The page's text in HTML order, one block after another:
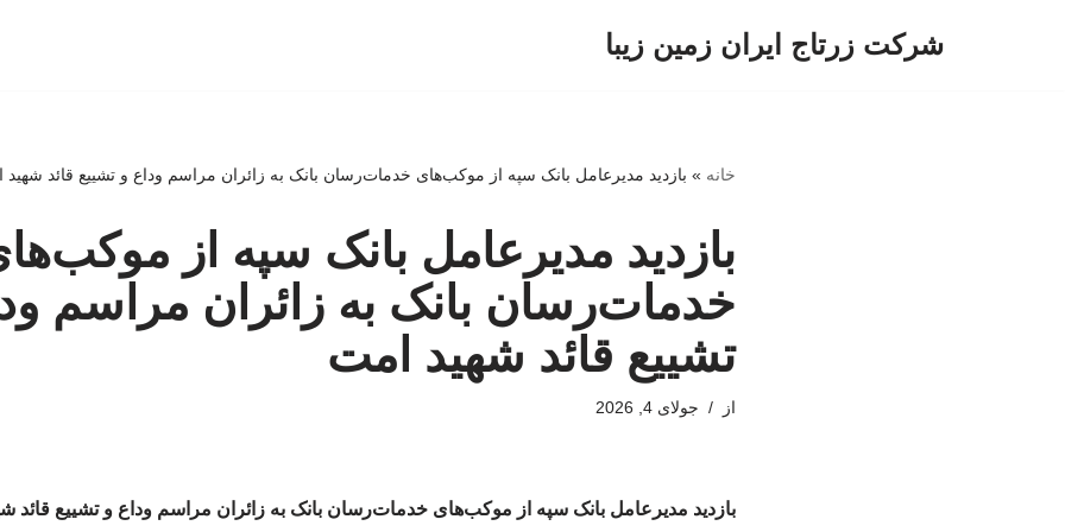
شرکت زرتاج ایران زمین زیبا
خانه » بازدید مدیرعامل بانک سپه از موکب‌های خدمات‌رسان بانک به زائران مراسم وداع و تشییع قائد
بازدید مدیرعامل بانک سپه از
خدمات‌رسان بانک به زائران مراسم
تشییع قائد شهید امت
از جولای 4, 2026
بازدید مدیرعامل بانک سپه از موکب‌های خدمات‌رسان بانک به زائران مراسم وداع و تشییع قائد